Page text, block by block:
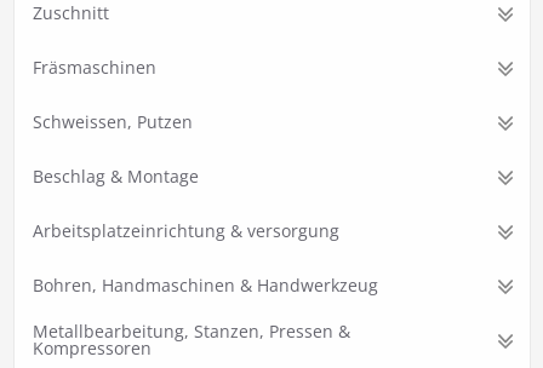
Zuschnitt
Fräsmaschinen
Schweissen, Putzen
Beschlag & Montage
Arbeitsplatzeinrichtung & versorgung
Bohren, Handmaschinen & Handwerkzeug
Metallbearbeitung, Stanzen, Pressen &
Kompressoren